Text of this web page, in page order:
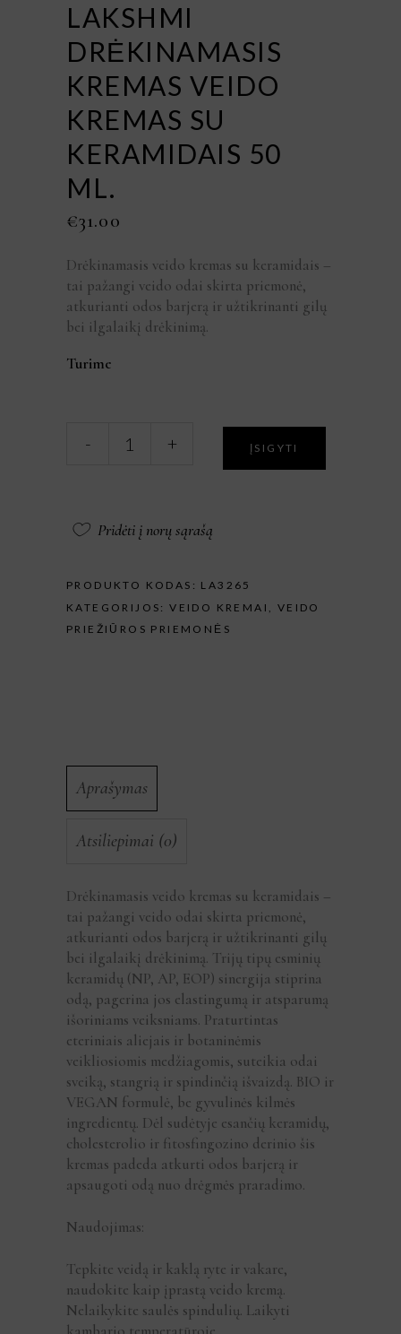
LAKSHMI
DRĖKINAMASIS
KREMAS VEIDO
KREMAS SU
KERAMIDAIS 50
ML.
€31.00
Drėkinamasis veido kremas su keramidais –
tai pažangi veido odai skirta priemonė,
atkurianti odos barjerą ir užtikrinanti gilų
bei ilgalaikį drėkinimą.
Turime
Drėkinamasis
su
kiekis
- + ĮSIGYTI
Pridėti į norų sąrašą
PRODUKTO KODAS: LA3265
KATEGORIJOS:VEIDO KREMAI , VEIDO
PRIEŽIŪROS PRIEMONĖS
Aprašymas
Atsiliepimai (0)
Drėkinamasis veido kremas su keramidais –
tai pažangi veido odai skirta priemonė,
atkurianti odos barjerą ir užtikrinanti gilų
bei ilgalaikį drėkinimą. Trijų tipų esminių
keramidų (NP, AP, EOP) sinergija stiprina
odą, pagerina jos elastingumą ir atsparumą
išoriniams veiksniams. Praturtintas
eteriniais aliejais ir botaninėmis
veikliosiomis medžiagomis, suteikia odai
sveiką, stangrią ir spindinčią išvaizdą. BIO ir
VEGAN formulė, be gyvulinės kilmės
ingredientų. Dėl sudėtyje esančių keramidų,
cholesterolio ir fitosfingozino derinio šis
kremas padeda atkurti odos barjerą ir
apsaugoti odą nuo drėgmės praradimo.
Naudojimas:
Tepkite veidą ir kaklą ryte ir vakare,
naudokite kaip įprastą veido kremą.
Nelaikykite saulės spindulių. Laikyti